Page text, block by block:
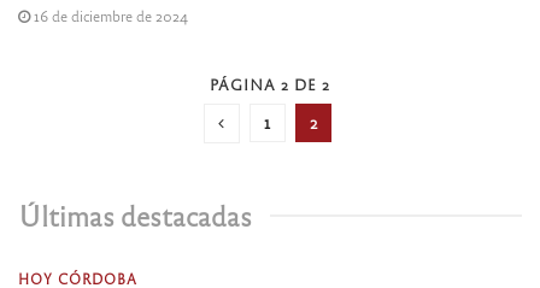
16 de diciembre de 2024
PÁGINA 2 DE 2
1 2
Últimas destacadas
HOY CÓRDOBA